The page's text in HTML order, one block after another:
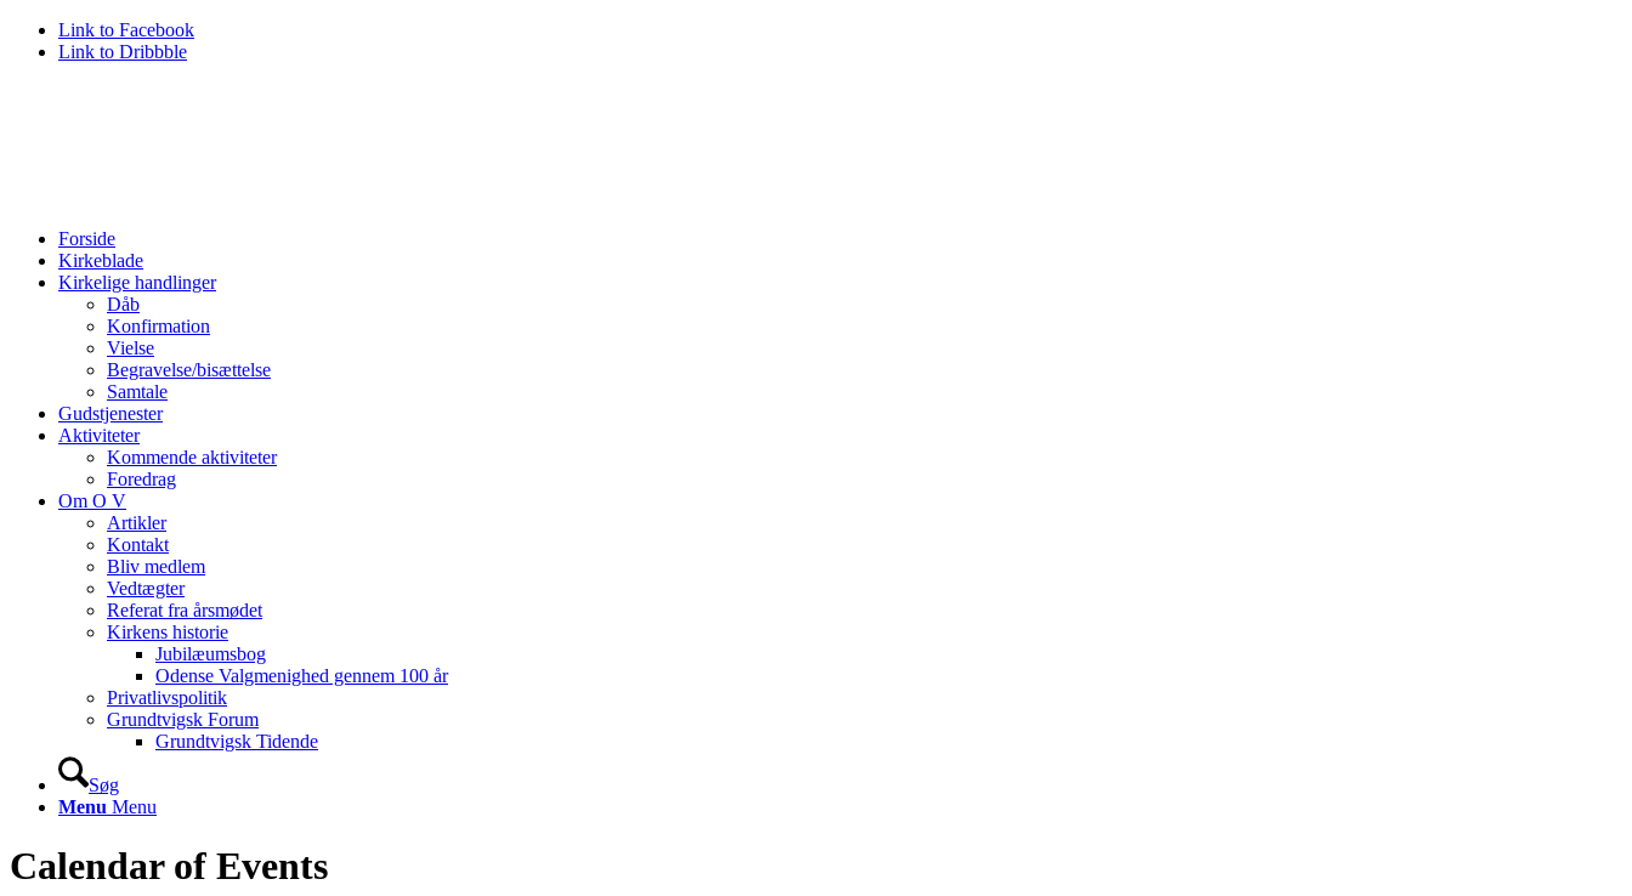
Link to Facebook
Link to Dribbble
Forside
Kirkeblade
Kirkelige handlinger
Dåb
Konfirmation
Vielse
Begravelse/bisættelse
Samtale
Gudstjenester
Aktiviteter
Kommende aktiviteter
Foredrag
Om O V
Artikler
Kontakt
Bliv medlem
Vedtægter
Referat fra årsmødet
Kirkens historie
Jubilæumsbog
Odense Valgmenighed gennem 100 år
Privatlivspolitik
Grundtvigsk Forum
Grundtvigsk Tidende
Søg
Menu Menu
Calendar of Events